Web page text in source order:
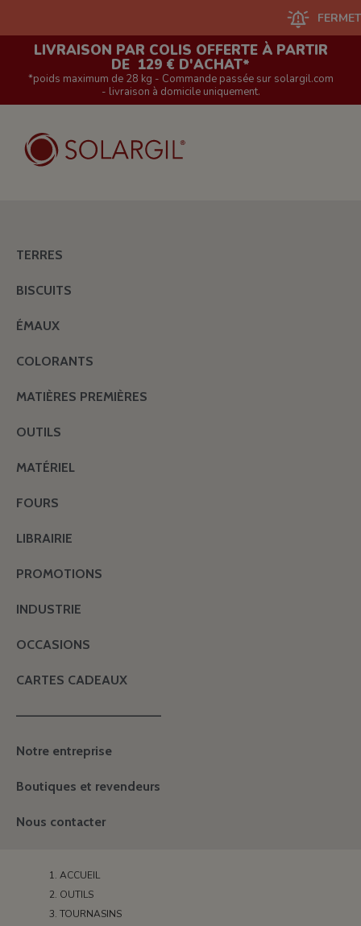
FERMETURE
LIVRAISON PAR COLIS OFFERTE À PARTIR
DE 129 € D'ACHAT*
*poids maximum de 28 kg - Commande passée sur solargil.com
- livraison à domicile uniquement.
TERRES
BISCUITS
ÉMAUX
COLORANTS
MATIÈRES PREMIÈRES
OUTILS
MATÉRIEL
FOURS
LIBRAIRIE
PROMOTIONS
INDUSTRIE
OCCASIONS
CARTES CADEAUX
———————————————
Notre entreprise
Boutiques et revendeurs
Nous contacter
ACCUEIL
OUTILS
TOURNASINS